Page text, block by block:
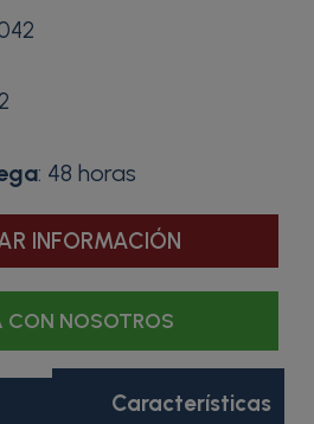
: 48 horas
INFORMACIÓN
CON NOSOTROS
Características